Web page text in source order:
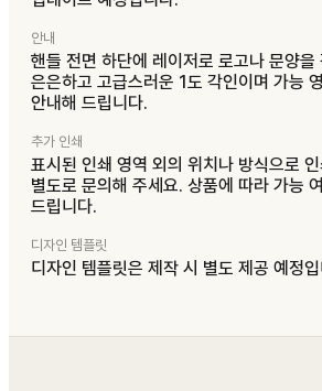
안내
핸들 전면 하단에 레이저로 로고나 문양을
은은하고 고급스러운 1도 각인이며 가능
안내해 드립니다.
추가 인쇄
표시된 인쇄 영역 외의 위치나 방식으로
별도로 문의해 주세요. 상품에 따라 가능
드립니다.
디자인 템플릿
디자인 템플릿은 제작 시 별도 제공 예정